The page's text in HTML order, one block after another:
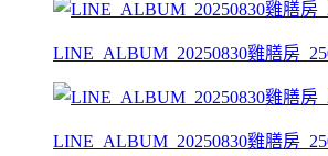
LINE_ALBUM_20250830雞膳房
LINE_ALBUM_20250830雞膳房